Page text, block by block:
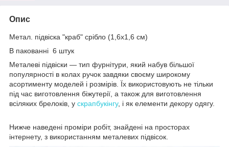
Опис
Метал. підвіска "краб" срібло (1,6х1,6 см)
В пакованні 6 штук
Металеві підвіски — тип фурнітури, який набув більшої
популярності в колах ручок завдяки своєму широкому
асортименту моделей і розмірів. Їх використовують не тільки
під час виготовлення біжутерії, а також для виготовлення
всіляких брелоків, у скрапбукінгу, і як елементи декору одягу.
Нижче наведені проміри робіт, знайдені на просторах
інтернету, з використанням металевих підвісок.